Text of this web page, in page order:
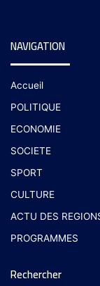
NAVIGATION
Accueil
POLITIQUE
ECONOMIE
SOCIETE
SPORT
CULTURE
ACTU DES
PROGRAMMES
Rechercher